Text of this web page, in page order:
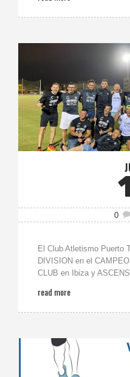
0
El Club Atletismo Puerto
DIVISION en el
CLUB en Ibiza y
read more